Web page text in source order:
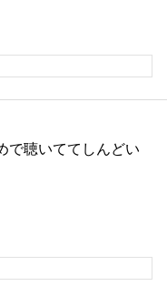
で聴いててしんどい